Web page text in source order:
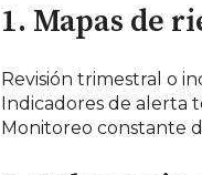
1. Mapas de
Revisión trimestral o
Indicadores de alerta
Monitoreo constante